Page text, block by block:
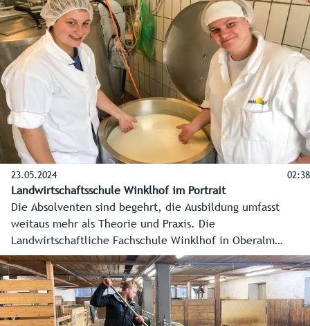
erahnen, wie sich der neue Bereich in das Schulareal
einfügen wird. Stallungen, eine Reithalle und neue
Werkstätten aus dem nachwachsenden, heimischen
Rohstoff Holz folgen in den nächsten Wochen.
23.05.2024 02:38
Landwirtschaftsschule Winklhof im Portrait
Die Absolventen sind begehrt, die Ausbildung umfasst
weitaus mehr als Theorie und Praxis. Die
Landwirtschaftliche Fachschule Winklhof in Oberalm
vorgestellt.